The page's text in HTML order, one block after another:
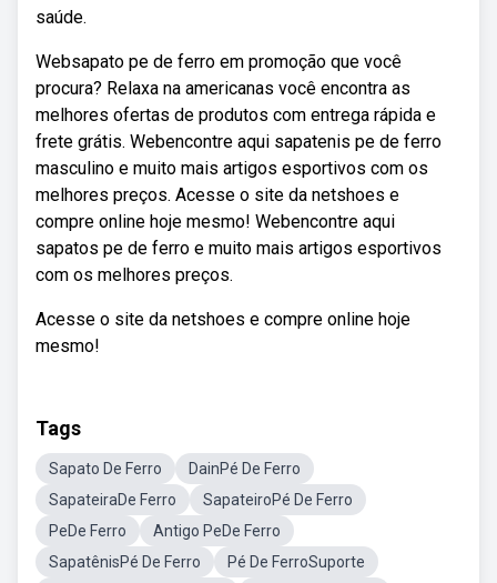
saúde.
Websapato pe de ferro em promoção que você
procura? Relaxa na americanas você encontra as
melhores ofertas de produtos com entrega rápida e
frete grátis. Webencontre aqui sapatenis pe de ferro
masculino e muito mais artigos esportivos com os
melhores preços. Acesse o site da netshoes e
compre online hoje mesmo! Webencontre aqui
sapatos pe de ferro e muito mais artigos esportivos
com os melhores preços.
Acesse o site da netshoes e compre online hoje
mesmo!
Tags
Sapato De Ferro
DainPé De Ferro
SapateiraDe Ferro
SapateiroPé De Ferro
PeDe Ferro
Antigo PeDe Ferro
SapatênisPé De Ferro
Pé De FerroSuporte